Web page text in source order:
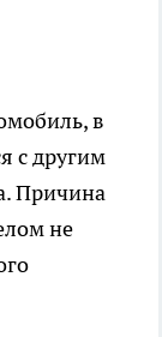
в
с другим
Причина
не